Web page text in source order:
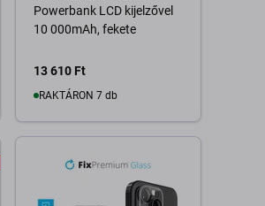
Powerbank LCD kijelzővel
10 000mAh, fekete
13 610 Ft
RAKTÁRON 7 db